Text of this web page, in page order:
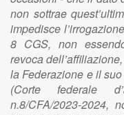
non sottrae
impedisce
8 CGS, non
revoca
la Federazione e il
(Corte federale
n.8/CFA/2023-2024,